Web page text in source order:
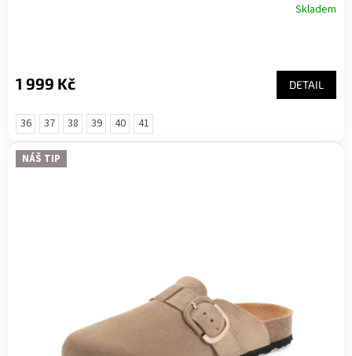
Skladem
1 999 Kč DETAIL
36 37 38 39 40 41
NÁŠ TIP